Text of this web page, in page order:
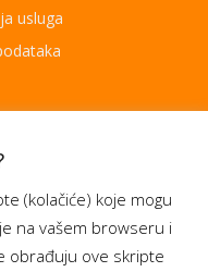
usluga
(kolačiće) koje mogu
na vašem browseru i
obrađuju ove skripte